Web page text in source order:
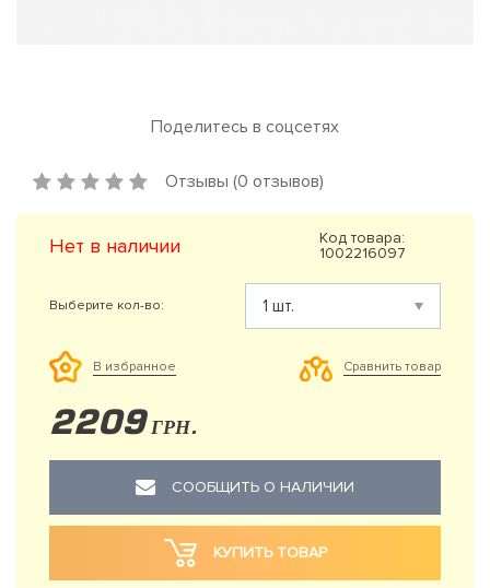
Поделитесь в соцсетях
Отзывы (0 отзывов)
Нет в наличии
Код товара:
1002216097
Выберите кол-во:
В избранное Сравнить товар
2209 ГРН.
СООБЩИТЬ О НАЛИЧИИ
КУПИТЬ ТОВАР